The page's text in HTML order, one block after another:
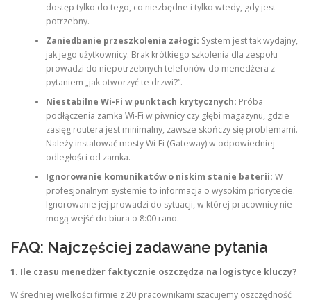
dostęp tylko do tego, co niezbędne i tylko wtedy, gdy jest
potrzebny.
Zaniedbanie przeszkolenia załogi: System jest tak wydajny,
jak jego użytkownicy. Brak krótkiego szkolenia dla zespołu
prowadzi do niepotrzebnych telefonów do menedżera z
pytaniem „jak otworzyć te drzwi?”.
Niestabilne Wi-Fi w punktach krytycznych: Próba
podłączenia zamka Wi-Fi w piwnicy czy głębi magazynu, gdzie
zasięg routera jest minimalny, zawsze skończy się problemami.
Należy instalować mosty Wi-Fi (Gateway) w odpowiedniej
odległości od zamka.
Ignorowanie komunikatów o niskim stanie baterii: W
profesjonalnym systemie to informacja o wysokim priorytecie.
Ignorowanie jej prowadzi do sytuacji, w której pracownicy nie
mogą wejść do biura o 8:00 rano.
FAQ: Najczęściej zadawane pytania
1. Ile czasu menedżer faktycznie oszczędza na logistyce kluczy?
W średniej wielkości firmie z 20 pracownikami szacujemy oszczędność